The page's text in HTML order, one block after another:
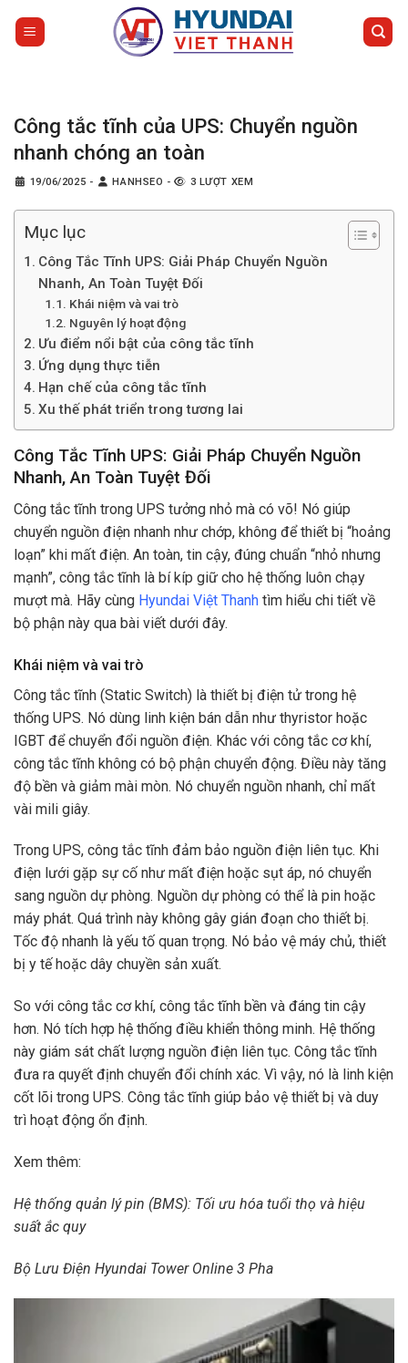
Công tắc tĩnh của UPS: Chuyển nguồn
nhanh chóng an toàn
19/06/2025 - HANHSEO - 3 LƯỢT XEM
Mục lục
Công Tắc Tĩnh UPS: Giải Pháp Chuyển Nguồn
Nhanh, An Toàn Tuyệt Đối
Khái niệm và vai trò
Nguyên lý hoạt động
Ưu điểm nổi bật của công tắc tĩnh
Ứng dụng thực tiễn
Hạn chế của công tắc tĩnh
Xu thế phát triển trong tương lai
Công Tắc Tĩnh UPS: Giải Pháp Chuyển Nguồn
Nhanh, An Toàn Tuyệt Đối
Công tắc tĩnh trong UPS tưởng nhỏ mà có võ! Nó giúp
chuyển nguồn điện nhanh như chớp, không để thiết bị “hoảng
loạn” khi mất điện. An toàn, tin cậy, đúng chuẩn “nhỏ nhưng
mạnh”, công tắc tĩnh là bí kíp giữ cho hệ thống luôn chạy
mượt mà. Hãy cùng Hyundai Việt Thanh tìm hiểu chi tiết về
bộ phận này qua bài viết dưới đây.
Khái niệm và vai trò
Công tắc tĩnh (Static Switch) là thiết bị điện tử trong hệ
thống UPS. Nó dùng linh kiện bán dẫn như thyristor hoặc
IGBT để chuyển đổi nguồn điện. Khác với công tắc cơ khí,
công tắc tĩnh không có bộ phận chuyển động. Điều này tăng
độ bền và giảm mài mòn. Nó chuyển nguồn nhanh, chỉ mất
vài mili giây.
Trong UPS, công tắc tĩnh đảm bảo nguồn điện liên tục. Khi
điện lưới gặp sự cố như mất điện hoặc sụt áp, nó chuyển
sang nguồn dự phòng. Nguồn dự phòng có thể là pin hoặc
máy phát. Quá trình này không gây gián đoạn cho thiết bị.
Tốc độ nhanh là yếu tố quan trọng. Nó bảo vệ máy chủ, thiết
bị y tế hoặc dây chuyền sản xuất.
So với công tắc cơ khí, công tắc tĩnh bền và đáng tin cậy
hơn. Nó tích hợp hệ thống điều khiển thông minh. Hệ thống
này giám sát chất lượng nguồn điện liên tục. Công tắc tĩnh
đưa ra quyết định chuyển đổi chính xác. Vì vậy, nó là linh kiện
cốt lõi trong UPS. Công tắc tĩnh giúp bảo vệ thiết bị và duy
trì hoạt động ổn định.
Xem thêm:
Hệ thống quản lý pin (BMS): Tối ưu hóa tuổi thọ và hiệu
suất ắc quy
Bộ Lưu Điện Hyundai Tower Online 3 Pha